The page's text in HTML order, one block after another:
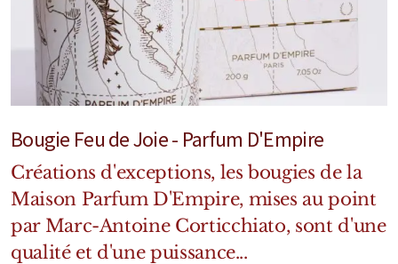
Bougie Feu de Joie - Parfum D'Empire
Créations d'exceptions, les bougies de la
Maison Parfum D'Empire, mises au point
par Marc-Antoine Corticchiato, sont d'une
qualité et d'une puissance...
Marques Néerlandaises
Pure Distance
Marques Anglaises
Clive Christian
Marques Argentines
Altaia